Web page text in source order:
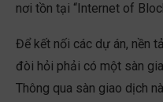
nơi tồn tại “Internet of
Để kết nối các dự án, nền
đòi hỏi phải có một sàn
Thông qua sàn giao dịch